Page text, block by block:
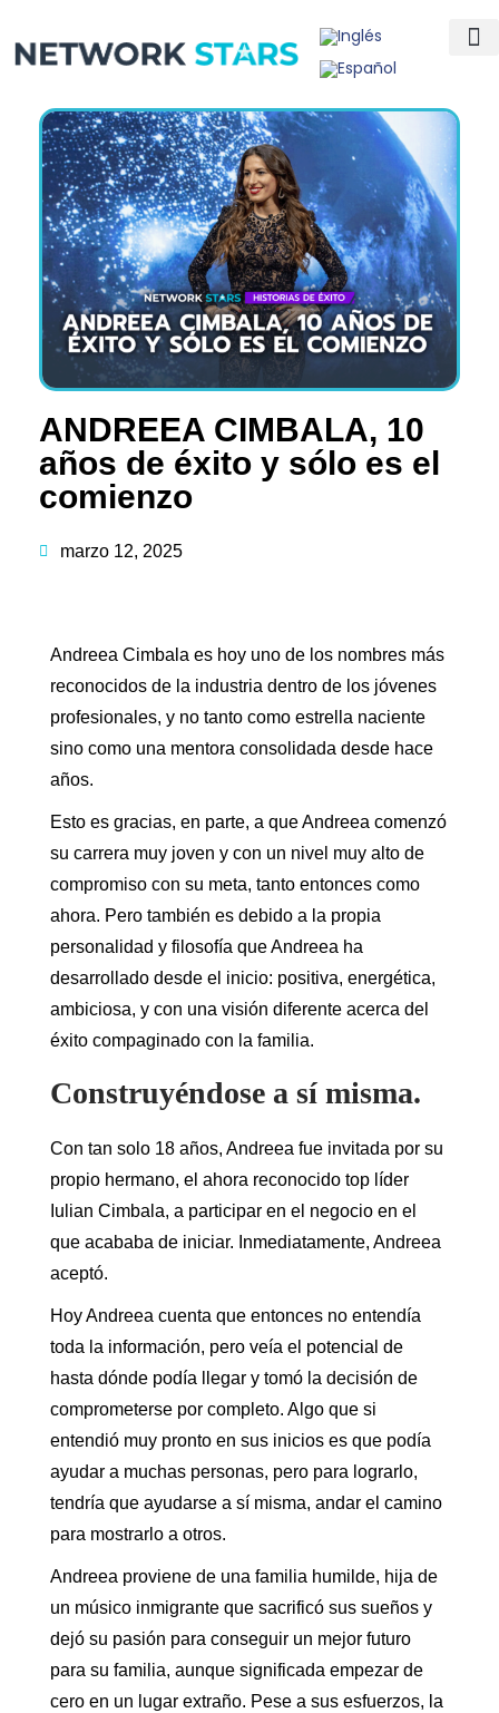
ANDREEA CIMBALA, 10
años de éxito y sólo es el
comienzo
marzo 12, 2025
Andreea Cimbala es hoy uno de los nombres más
reconocidos de la industria dentro de los jóvenes
profesionales, y no tanto como estrella naciente
sino como una mentora consolidada desde hace
años.
Esto es gracias, en parte, a que Andreea comenzó
su carrera muy joven y con un nivel muy alto de
compromiso con su meta, tanto entonces como
ahora. Pero también es debido a la propia
personalidad y filosofía que Andreea ha
desarrollado desde el inicio: positiva, energética,
ambiciosa, y con una visión diferente acerca del
éxito compaginado con la familia.
Construyéndose a sí misma.
Con tan solo 18 años, Andreea fue invitada por su
propio hermano, el ahora reconocido top líder
Iulian Cimbala, a participar en el negocio en el
que acababa de iniciar. Inmediatamente, Andreea
aceptó.
Hoy Andreea cuenta que entonces no entendía
toda la información, pero veía el potencial de
hasta dónde podía llegar y tomó la decisión de
comprometerse por completo. Algo que si
entendió muy pronto en sus inicios es que podía
ayudar a muchas personas, pero para lograrlo,
tendría que ayudarse a sí misma, andar el camino
para mostrarlo a otros.
Andreea proviene de una familia humilde, hija de
un músico inmigrante que sacrificó sus sueños y
dejó su pasión para conseguir un mejor futuro
para su familia, aunque significada empezar de
cero en un lugar extraño. Pese a sus esfuerzos, la